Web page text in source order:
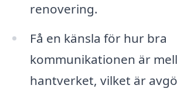
renovering.
Få en känsla för hur bra
kommunikationen är
hantverket, vilket är